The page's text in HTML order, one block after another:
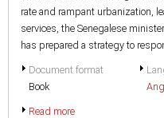
rate and rampant urbanization,
services, the Senegalese
has prepared a strategy to
Document format
Book
Read more